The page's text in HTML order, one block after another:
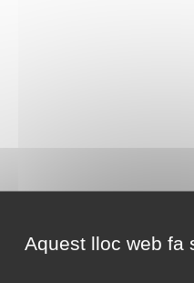
Aquest lloc web fa